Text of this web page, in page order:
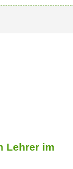
Lehrer im